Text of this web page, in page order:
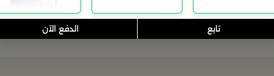
النخلة من رتيلةصينية تقديم خماسية 28×28 سم متعددة الألوان خشبية بطباعة تراثية من رتيلة ترمس شاي و
219 تابع الدفع الآن